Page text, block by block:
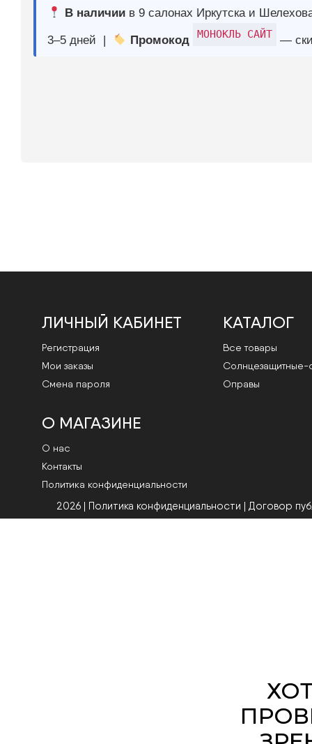
ЛИЧНЫЙ КАБИНЕТ
Регистрация
Мои заказы
Смена пароля
КАТАЛОГ
Все товары
Cолнцезащитные-
Оправы
О МАГАЗИНЕ
О нас
Контакты
Политика конфиденциальности
2026 | Политика конфиденциальности | Договор